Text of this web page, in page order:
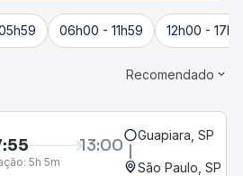
06h00 - 11h59 12h00 -
Recomendado
13:00
5h 5m
Guapiara, SP
São Paulo, SP -